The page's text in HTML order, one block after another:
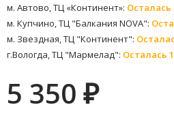
м. Автово, ТЦ «Континент»: Осталась
м. Купчино, ТЦ "Балкания NOVA":
м. Звездная, ТЦ "Континент":
г.Вологда, ТЦ "Мармелад": Осталась
5 350 ₽